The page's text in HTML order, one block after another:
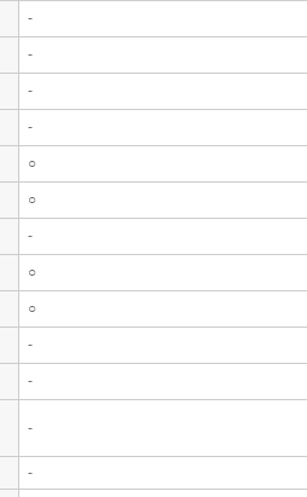
-
-
-
-
○
○
-
○
○
-
-
-
-